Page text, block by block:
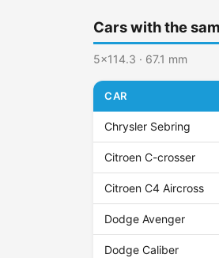
Cars with the
5x114.3 · 67.1 mm
CAR
Chrysler Sebring
Citroen C-crosser
Citroen C4 Aircross
Dodge Avenger
Dodge Caliber